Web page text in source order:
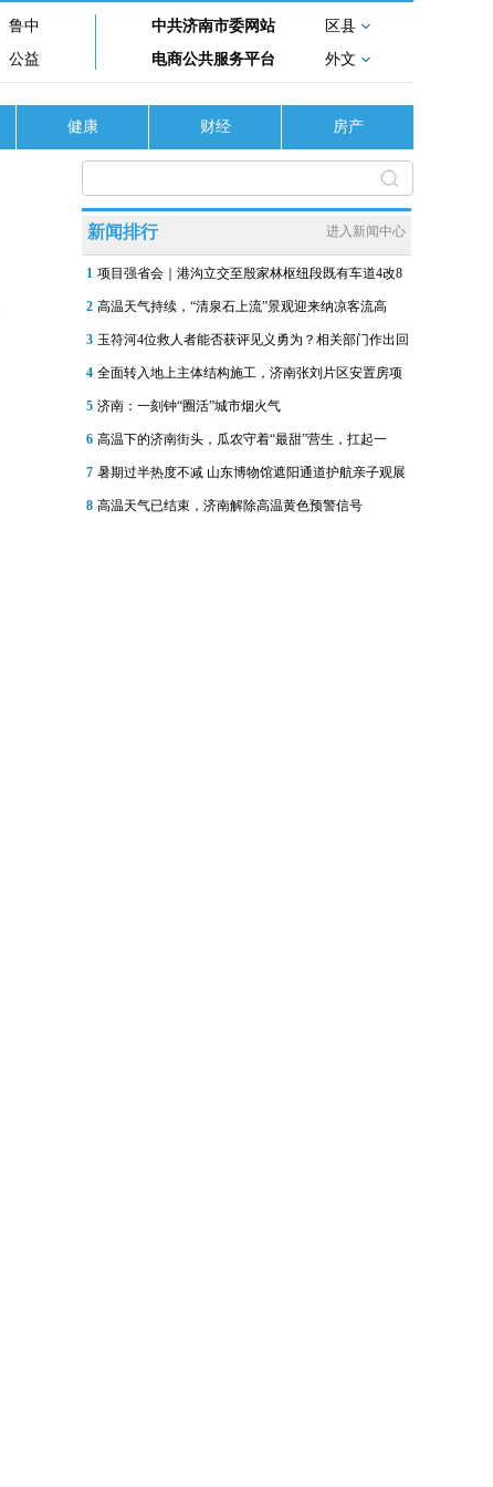
鲁中
公益
中共济南市委网站
区县
电商公共服务平台
外文
健康 财经 房产
新闻排行 进入新闻中心
1 项目强省会｜港沟立交至殷家林枢纽段既有车道4改8
2 高温天气持续，“清泉石上流”景观迎来纳凉客流高
3 玉符河4位救人者能否获评见义勇为？相关部门作出回
4 全面转入地上主体结构施工，济南张刘片区安置房项
5 济南：一刻钟“圈活”城市烟火气
6 高温下的济南街头，瓜农守着“最甜”营生，扛起一
7 暑期过半热度不减 山东博物馆遮阳通道护航亲子观展
8 高温天气已结束，济南解除高温黄色预警信号